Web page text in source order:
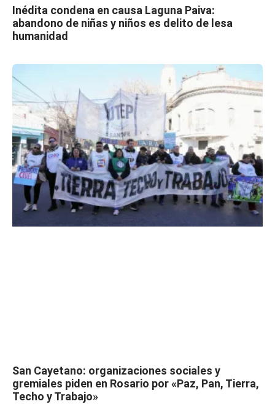
Inédita condena en causa Laguna Paiva:
abandono de niñas y niños es delito de lesa
humanidad
San Cayetano: organizaciones sociales y
gremiales piden en Rosario por «Paz, Pan, Tierra,
Techo y Trabajo»